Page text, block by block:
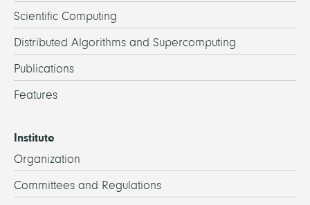
Scientific Computing
Distributed Algorithms and Supercomputing
Publications
Features
Institute
Organization
Committees and Regulations